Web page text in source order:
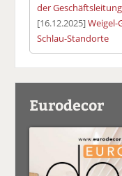
der Geschäftsleitung
[16.12.2025]
Schlau-Standorte
Eurodecor